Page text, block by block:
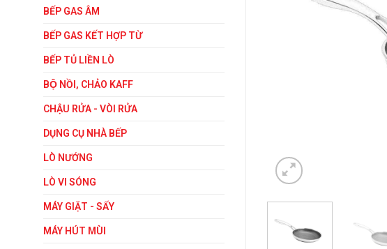
BẾP GAS ÂM
BẾP GAS KẾT HỢP TỪ
BẾP TỦ LIỀN LÒ
BỘ NỒI, CHẢO KAFF
CHẬU RỬA - VÒI RỬA
DỤNG CỤ NHÀ BẾP
LÒ NƯỚNG
LÒ VI SÓNG
MÁY GIẶT - SẤY
MÁY HÚT MÙI